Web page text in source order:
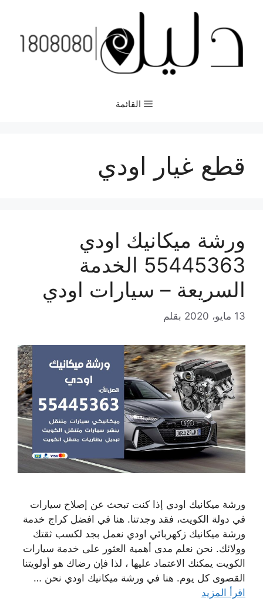
المحتوى
القائمة
قطع غيار اودي
ورشة ميكانيك اودي
55445363 الخدمة
السريعة – سيارات اودي
13 مايو، 2020 بقلم
ورشة ميكانيك اودي إذا كنت تبحث عن إصلاح سيارات
في دولة الكويت، فقد وجدتنا. هنا في افضل كراج خدمة
ورشة ميكانيك زكهربائي اودي نعمل بجد لكسب ثقتك
وولائك. نحن نعلم مدى أهمية العثور على خدمة سيارات
الكويت يمكنك الاعتماد عليها ، لذا فإن رضاك ​​هو أولويتنا
القصوى كل يوم. هنا في ورشة ميكانيك اودي نحن …
اقرأ المزيد